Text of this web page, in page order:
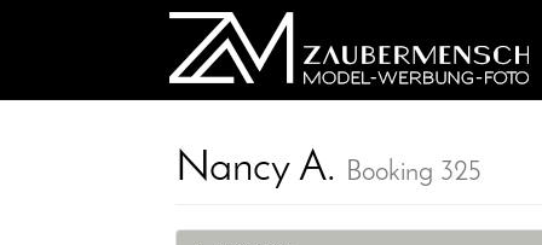
Nancy A. Booking 325